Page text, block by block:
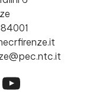
YouTube